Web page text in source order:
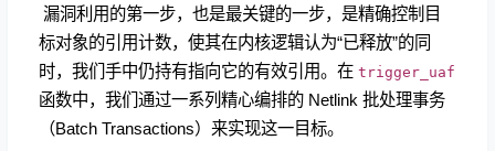
​ 漏洞利用的第一步，也是最关键的一步，是精确控制目
标对象的引用计数，使其在内核逻辑认为“已释放”的同
时，我们手中仍持有指向它的有效引用。在 trigger_uaf
函数中，我们通过一系列精心编排的 Netlink 批处理事务
（Batch Transactions）来实现这一目标。